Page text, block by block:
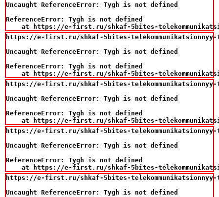
Uncaught ReferenceError: Tygh is not defined
ReferenceError: Tygh is not defined
at https://e-first.ru/shkaf-5bites-
https://e-first.ru/shkaf-5bites-telekommunikatsionnyy-
Uncaught ReferenceError: Tygh is not defined
ReferenceError: Tygh is not defined
at https://e-first.ru/shkaf-5bites-
https://e-first.ru/shkaf-5bites-telekommunikatsionnyy-
Uncaught ReferenceError: Tygh is not defined
ReferenceError: Tygh is not defined
at https://e-first.ru/shkaf-5bites-
https://e-first.ru/shkaf-5bites-telekommunikatsionnyy-
Uncaught ReferenceError: Tygh is not defined
ReferenceError: Tygh is not defined
at https://e-first.ru/shkaf-5bites-
https://e-first.ru/shkaf-5bites-telekommunikatsionnyy-
Uncaught ReferenceError: Tygh is not defined